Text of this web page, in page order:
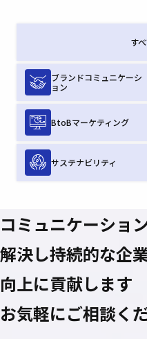
す
ブランドコミュニケーシ
ョン
BtoBマーケティング
サステナビリティ
コミュニケーショ
解決し持続的な企
向上に貢献します
お気軽にご相談く